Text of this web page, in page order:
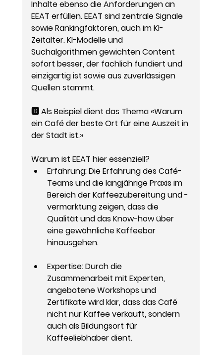
Inhalte ebenso die Anforderungen an
EEAT erfüllen. EEAT sind zentrale Signale
sowie Rankingfaktoren, auch im KI-
Zeitalter. KI-Modelle und
Suchalgorithmen gewichten Content
sofort besser, der fachlich fundiert und
einzigartig ist sowie aus zuverlässigen
Quellen stammt.
🅱️ Als Beispiel dient das Thema «Warum
ein Café der beste Ort für eine Auszeit in
der Stadt ist.»
Warum ist EEAT hier essenziell?
Erfahrung: Die Erfahrung des Café-
Teams und die langjährige Praxis im
Bereich der Kaffeezubereitung und -
vermarktung zeigen, dass die
Qualität und das Know-how über
eine gewöhnliche Kaffeebar
hinausgehen.
Expertise: Durch die
Zusammenarbeit mit Experten,
angebotene Workshops und
Zertifikate wird klar, dass das Café
nicht nur Kaffee verkauft, sondern
auch als Bildungsort für
Kaffeeliebhaber dient.